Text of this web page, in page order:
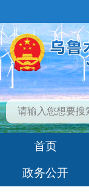
首页
政务公开